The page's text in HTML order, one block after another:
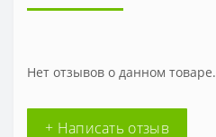
Нет отзывов о данном товаре.
+ Написать отзыв